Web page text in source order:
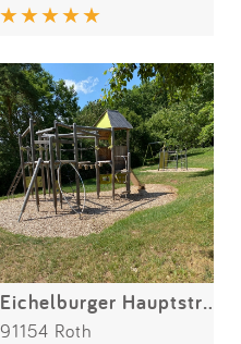
Eichelburger Hauptstraße
91154 Roth